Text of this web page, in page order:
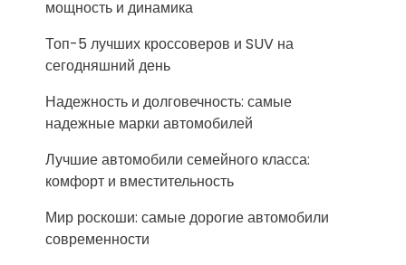
мощность и динамика
Топ-5 лучших кроссоверов и SUV на
сегодняшний день
Надежность и долговечность: самые
надежные марки автомобилей
Лучшие автомобили семейного класса:
комфорт и вместительность
Мир роскоши: самые дорогие автомобили
современности